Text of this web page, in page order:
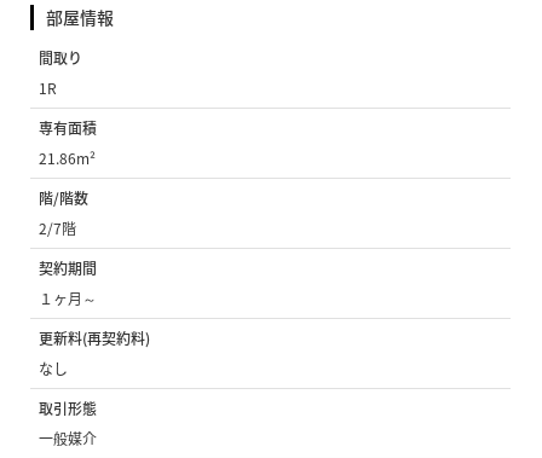
部屋情報
間取り
1R
専有面積
21.86m²
階/階数
2/7階
契約期間
１ヶ月～
更新料(再契約料)
なし
取引形態
一般媒介